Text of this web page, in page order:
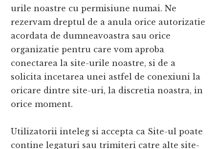
urile noastre cu permisiune numai. Ne
rezervam dreptul de a anula orice autorizatie
acordata de dumneavoastra sau orice
organizatie pentru care vom aproba
conectarea la site-urile noastre, si de a
solicita incetarea unei astfel de conexiuni la
oricare dintre site-uri, la discretia noastra, in
orice moment.
Utilizatorii inteleg si accepta ca Site-ul poate
contine legaturi sau trimiteri catre alte site-